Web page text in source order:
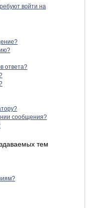
войти на
ответа?
сообщения?
тем